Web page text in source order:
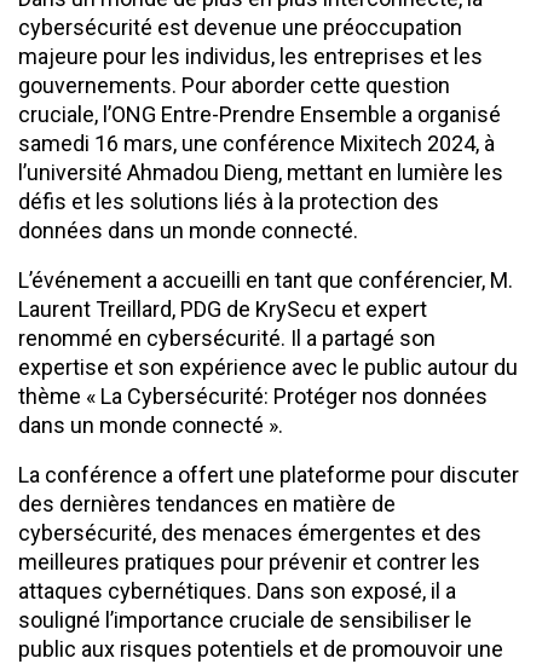
cybersécurité est devenue une préoccupation
majeure pour les individus, les entreprises et les
gouvernements. Pour aborder cette question
cruciale, l’ONG Entre-Prendre Ensemble a organisé
samedi 16 mars, une conférence Mixitech 2024, à
l’université Ahmadou Dieng, mettant en lumière les
défis et les solutions liés à la protection des
données dans un monde connecté.
L’événement a accueilli en tant que conférencier, M.
Laurent Treillard, PDG de KrySecu et expert
renommé en cybersécurité. Il a partagé son
expertise et son expérience avec le public autour du
thème « La Cybersécurité: Protéger nos données
dans un monde connecté ».
La conférence a offert une plateforme pour discuter
des dernières tendances en matière de
cybersécurité, des menaces émergentes et des
meilleures pratiques pour prévenir et contrer les
attaques cybernétiques. Dans son exposé, il a
souligné l’importance cruciale de sensibiliser le
public aux risques potentiels et de promouvoir une